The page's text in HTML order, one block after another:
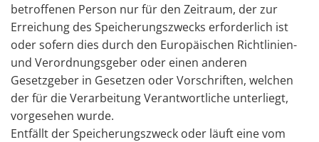
betroffenen Person nur für den Zeitraum, der zur
Erreichung des Speicherungszwecks erforderlich ist
oder sofern dies durch den Europäischen Richtlinien-
und Verordnungsgeber oder einen anderen
Gesetzgeber in Gesetzen oder Vorschriften, welchen
der für die Verarbeitung Verantwortliche unterliegt,
vorgesehen wurde.
Entfällt der Speicherungszweck oder läuft eine vom